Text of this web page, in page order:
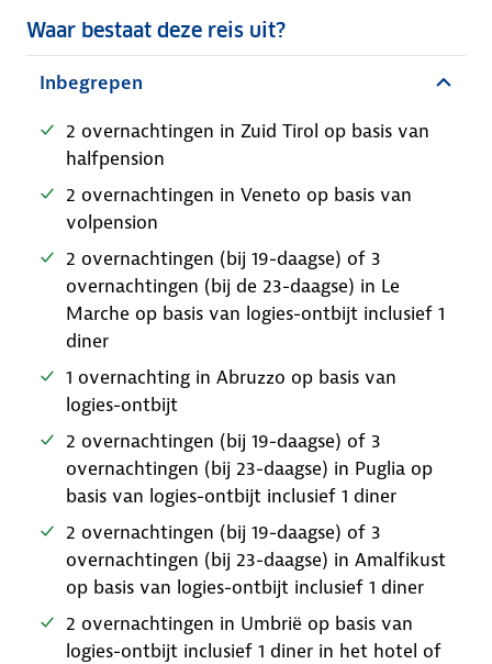
Waar bestaat deze reis uit?
Inbegrepen
2 overnachtingen in Zuid Tirol op basis van
halfpension
2 overnachtingen in Veneto op basis van
volpension
2 overnachtingen (bij 19-daagse) of 3
overnachtingen (bij de 23-daagse) in Le
Marche op basis van logies-ontbijt inclusief 1
diner
1 overnachting in Abruzzo op basis van
logies-ontbijt
2 overnachtingen (bij 19-daagse) of 3
overnachtingen (bij 23-daagse) in Puglia op
basis van logies-ontbijt inclusief 1 diner
2 overnachtingen (bij 19-daagse) of 3
overnachtingen (bij 23-daagse) in Amalfikust
op basis van logies-ontbijt inclusief 1 diner
2 overnachtingen in Umbrië op basis van
logies-ontbijt inclusief 1 diner in het hotel of